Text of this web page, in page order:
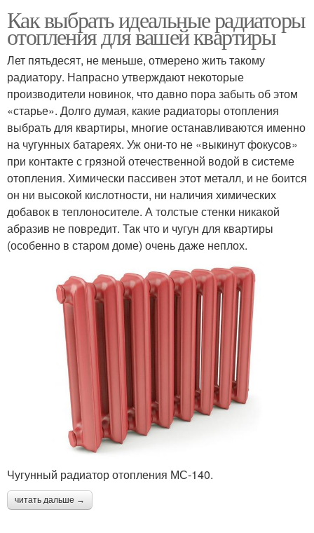
Как выбрать идеальные радиаторы
отопления для вашей квартиры
Лет пятьдесят, не меньше, отмерено жить такому
радиатору. Напрасно утверждают некоторые
производители новинок, что давно пора забыть об этом
«старье». Долго думая, какие радиаторы отопления
выбрать для квартиры, многие останавливаются именно
на чугунных батареях. Уж они-то не «выкинут фокусов»
при контакте с грязной отечественной водой в системе
отопления. Химически пассивен этот металл, и не боится
он ни высокой кислотности, ни наличия химических
добавок в теплоносителе. А толстые стенки никакой
абразив не повредит. Так что и чугун для квартиры
(особенно в старом доме) очень даже неплох.
Чугунный радиатор отопления МС-140.
читать дальше →